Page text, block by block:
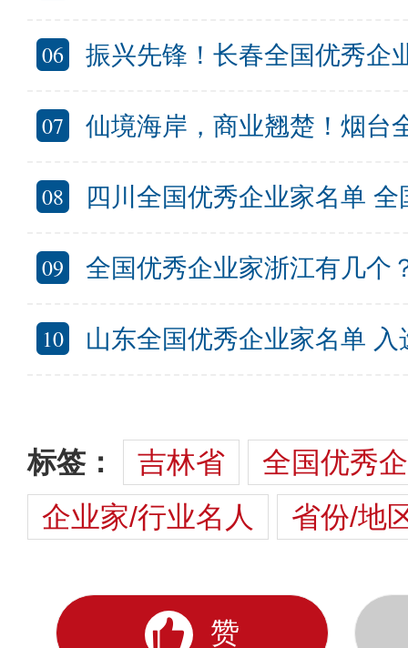
06 振兴先锋！长春全国优秀企
07 仙境海岸，商业翘楚！烟台
08 四川全国优秀企业家名单 全国
09 全国优秀企业家浙江有几个？浙江全国优
10 山东全国优秀企业家名单 入选全国优
标签： 吉林省
全国优秀
企业家/行业名人
省份/地
赞